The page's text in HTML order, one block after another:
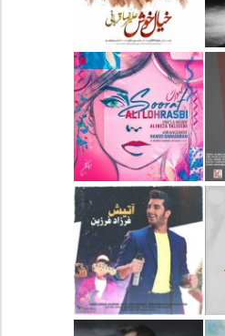
دانلود آهنگ جدید علیرضا
قربانی بنام خیال خوش
دانلود آهنگ جدید علی
لهراسبی بنام صورت